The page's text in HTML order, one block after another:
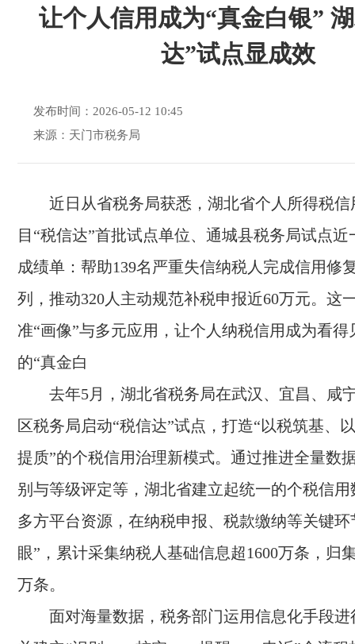
让个人信用成为“真金白银”
达”试点显成效
发布时间：2026-05-12 10:45
来源：天门市税务局
近日从省税务局获悉，湖北省个人所得税
目“税信达”首批试点单位、通城县税务局试点
成绩单：帮助139名严重失信纳税人完成信用修
列，推动320人主动规范补税申报近60万元。这
准“画像”与多元应用，让个人纳税信用成为看得
的“真金白
去年5月，湖北省税务局在武汉、宜昌、咸
区税务局启动“税信达”试点，打造“以税筑基、
提质”的个税信用治理新模式。通过推进全量数
别与等级评定等，湖北省建立起统一的个税信
多方平台资源，在纳税申报、税款缴纳等关键环
眼”，累计采集纳税人基础信息超1600万条，归
万条。
面对海量数据，税务部门运用信息化手段